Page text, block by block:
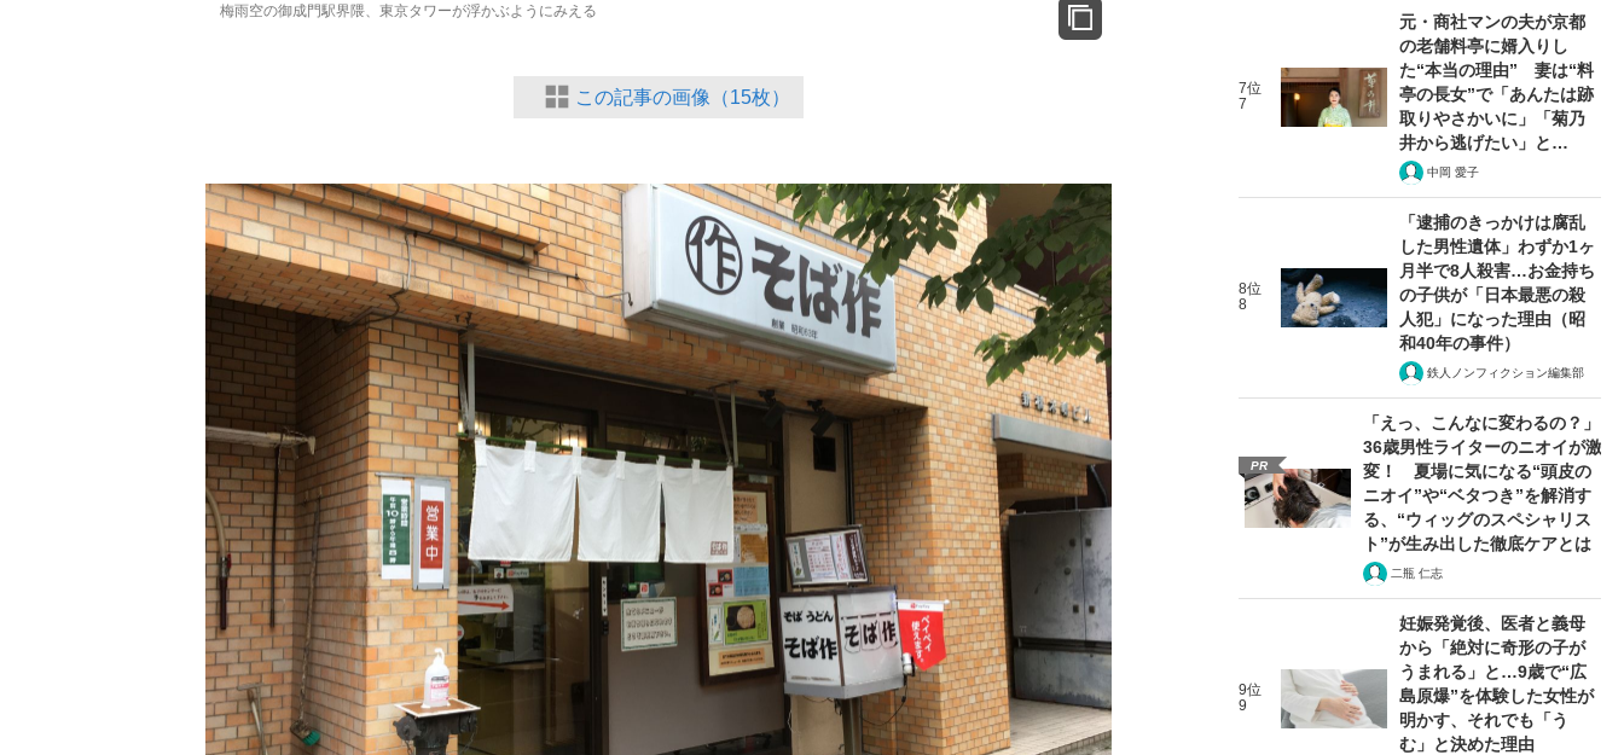
梅雨空の御成門駅界隈、東京タワーが浮かぶようにみえる
この記事の画像（15枚）
7位
7
元・商社マンの夫が京都
の老舗料亭に婿入りし
た“本当の理由” 妻は“料
亭の長女”で「あんたは跡
取りやさかいに」「菊乃
井から逃げたい」と…
中岡 愛子
8位
8
「逮捕のきっかけは腐乱
した男性遺体」わずか1ヶ
月半で8人殺害…お金持ち
の子供が「日本最悪の殺
人犯」になった理由（昭
和40年の事件）
鉄人ノンフィクション編集部
PR
「えっ、こんなに変わるの？」
36歳男性ライターのニオイが激
変！ 夏場に気になる“頭皮の
ニオイ”や“ベタつき”を解消す
る、“ウィッグのスペシャリス
ト”が生み出した徹底ケアとは
二瓶 仁志
9位
9
妊娠発覚後、医者と義母
から「絶対に奇形の子が
うまれる」と…9歳で“広
島原爆”を体験した女性が
明かす、それでも「う
む」と決めた理由